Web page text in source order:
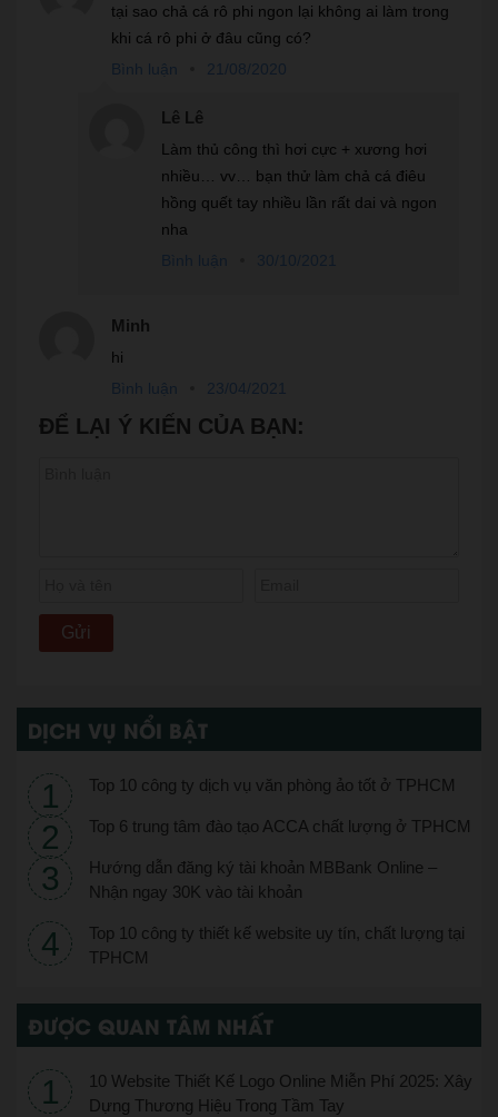
tại sao chả cá rô phi ngon lại không ai làm trong
khi cá rô phi ở đâu cũng có?
Bình luận
21/08/2020
Lê Lê
Làm thủ công thì hơi cực + xương hơi
nhiều… vv… bạn thử làm chả cá điêu
hồng quết tay nhiều lần rất dai và ngon
nha
Bình luận
30/10/2021
Minh
hi
Bình luận
23/04/2021
ĐỂ LẠI Ý KIẾN CỦA BẠN:
DỊCH VỤ NỔI BẬT
Top 10 công ty dịch vụ văn phòng ảo tốt ở TPHCM
Top 6 trung tâm đào tạo ACCA chất lượng ở TPHCM
Hướng dẫn đăng ký tài khoản MBBank Online –
Nhận ngay 30K vào tài khoản
Top 10 công ty thiết kế website uy tín, chất lượng tại
TPHCM
ĐƯỢC QUAN TÂM NHẤT
10 Website Thiết Kế Logo Online Miễn Phí 2025: Xây
Dựng Thương Hiệu Trong Tầm Tay